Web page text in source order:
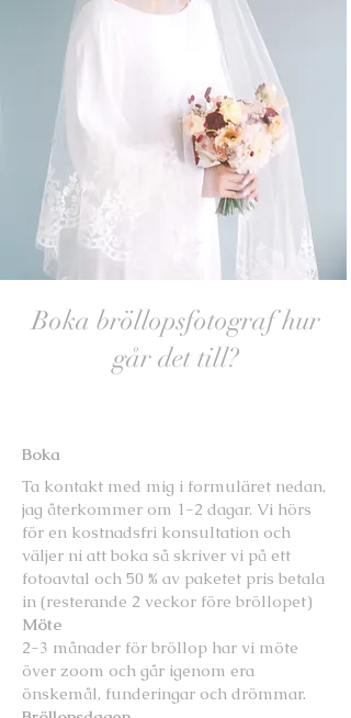
Boka bröllopsfotograf hur
går det till?
Boka
Ta kontakt med mig i formuläret nedan,
jag återkommer om 1-2 dagar. Vi hörs
för en kostnadsfri konsultation och
väljer ni att boka så skriver vi på ett
fotoavtal och 50 % av paketet pris betala
in (resterande 2 veckor före bröllopet)
Möte
2-3 månader för bröllop har vi möte
över zoom och går igenom era
önskemål, funderingar och drömmar.